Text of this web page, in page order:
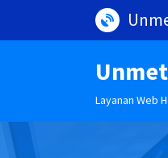
Layanan Web